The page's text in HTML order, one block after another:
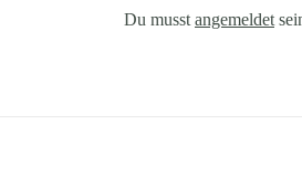
Du musst angemeldet